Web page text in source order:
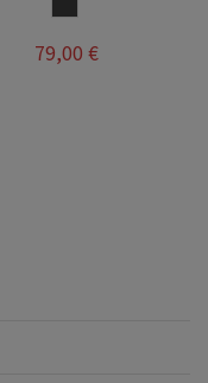
79,00 €